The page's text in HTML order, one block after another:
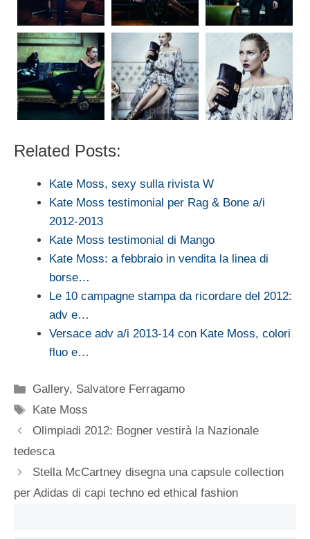
Related Posts:
Kate Moss, sexy sulla rivista W
Kate Moss testimonial per Rag & Bone a/i
2012-2013
Kate Moss testimonial di Mango
Kate Moss: a febbraio in vendita la linea di
borse…
Le 10 campagne stampa da ricordare del 2012:
adv e…
Versace adv a/i 2013-14 con Kate Moss, colori
fluo e…
Categorie
Gallery, Salvatore Ferragamo
Tag
Kate Moss
Olimpiadi 2012: Bogner vestirà la Nazionale
tedesca
Stella McCartney disegna una capsule collection
per Adidas di capi techno ed ethical fashion